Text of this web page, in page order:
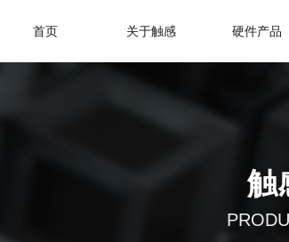
首页 关于触感 硬件产品
触